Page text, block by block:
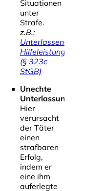
Situationen
unter
Strafe.
z.B.:
Unterlassene
Hilfeleistung
(§ 323c
StGB)
Unechte
Unterlassungsdelikte
Hier
verursacht
der Täter
einen
strafbaren
Erfolg,
indem er
eine ihm
auferlegte